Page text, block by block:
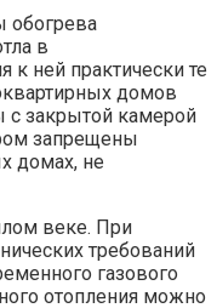
обогрева
в
к ней практически те
домов
с закрытой камерой
запрещены
домах, не
веке. При
требований
газового
отопления можно